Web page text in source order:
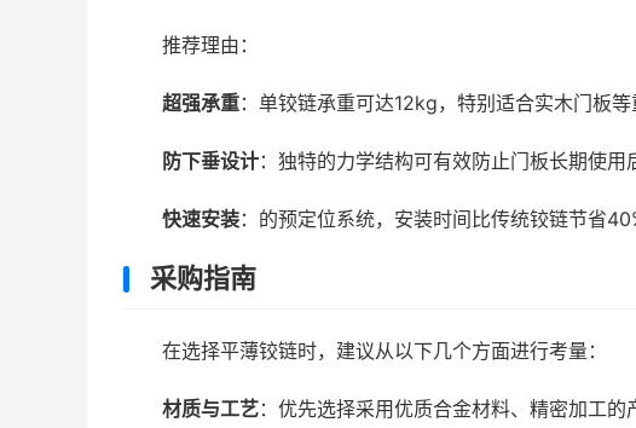
推荐理由：
超强承重：单铰链承重可达12kg，特别适合实木门板等
防下垂设计：独特的力学结构可有效防止门板长期使用
快速安装：的预定位系统，安装时间比传统铰链节省
采购指南
在选择平薄铰链时，建议从以下几个方面进行考量：
材质与工艺：优先选择采用优质合金材料、精密加工的